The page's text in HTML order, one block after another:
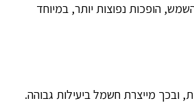
הופכות נפוצות יותר, במיוחד
ובכך מייצרת חשמל ביעילות גבוהה.